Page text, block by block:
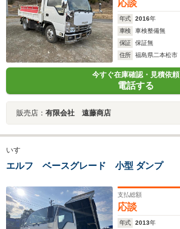
応談
年式 2016年
車検
車検整備無
保証
保証無
住所
福島県二本松市
今すぐ在庫確認・見積依頼
電話する
販売店： 有限会社 遠藤商店
いすゞ
エルフ ベースグレード 小型 ダンプ
支払総額
応談
年式 2013年